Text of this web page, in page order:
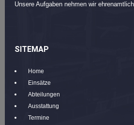
Unsere Aufgaben nehmen wir
SITEMAP
Home
Einsätze
Abteilungen
Ausstattung
Termine